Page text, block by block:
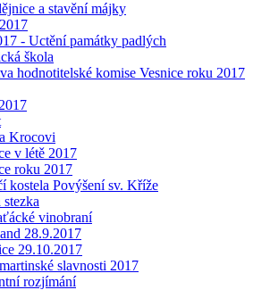
a stavění májky
- Uctění památky padlých
škola
hodnotitelské komise Vesnice roku 2017
Krocovi
v létě 2017
roku 2017
kostela Povýšení sv. Kříže
vinobraní
28.9.2017
29.10.2017
slavnosti 2017
rozjímání